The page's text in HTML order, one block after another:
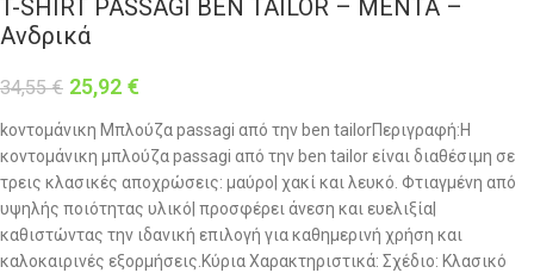
T-SHIRT PASSAGI BEN TAILOR – ΜΕΝΤΑ –
Ανδρικά
34,55€ 25,92 €
kοντομάνικη Μπλούζα passagi από την ben tailorΠεριγραφή:Η
κοντομάνικη μπλούζα passagi από την ben tailor είναι διαθέσιμη σε
τρεις κλασικές αποχρώσεις: μαύρο| χακί και λευκό. Φτιαγμένη από
υψηλής ποιότητας υλικό| προσφέρει άνεση και ευελιξία|
καθιστώντας την ιδανική επιλογή για καθημερινή χρήση και
καλοκαιρινές εξορμήσεις.Κύρια Χαρακτηριστικά: Σχέδιο: Κλασικό